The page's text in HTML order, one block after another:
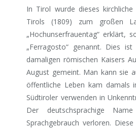
In Tirol wurde dieses
Tirols (1809) zum großen
„Hochunserfrauentag“ erklärt,
„Ferragosto“ genannt. Dies
damaligen römischen Kaisers
August gemeint. Man kann sie
öffentliche Leben kam
Südtiroler verwenden in
Der deutschsprachige
Sprachgebrauch verloren.